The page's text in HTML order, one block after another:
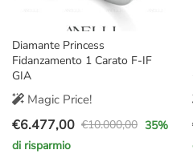
Diamante Princess
Fidanzamento 1 Carato F-IF
GIA
Magic Price!
€10.000,00
Il
prezzo
€6.477,00
Il
prezzo
35%
di risparmio